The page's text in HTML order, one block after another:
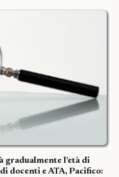
gradualmente l’età di
docenti e ATA, Pacifico: